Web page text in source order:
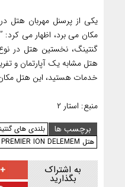
یکی از پرسنل مهربان هتل در
مکان می برد، اظهار می
گنتینگ، نخستین هتل در
هتل مشابه یک آپارتمان و
خدمات هستید، این هتل مکان
منبع: استار ۲
برچسب ها
بلندی های
هتل BEST WESTERN PREMIER ION DELEMEM
به اشتراک
بگذارید